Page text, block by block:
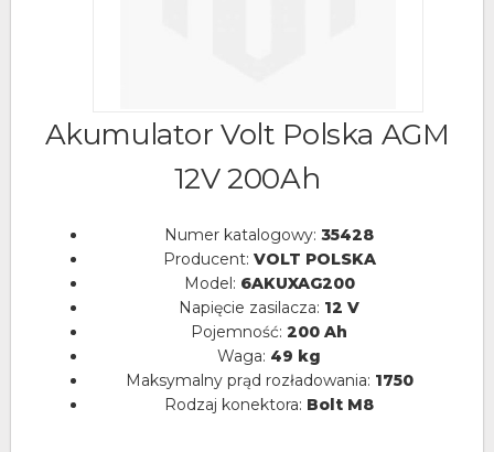
Akumulator Volt Polska AGM
12V 200Ah
Numer katalogowy: 35428
Producent: VOLT POLSKA
Model: 6AKUXAG200
Napięcie zasilacza: 12 V
Pojemność: 200 Ah
Waga: 49 kg
Maksymalny prąd rozładowania: 1750
Rodzaj konektora: Bolt M8